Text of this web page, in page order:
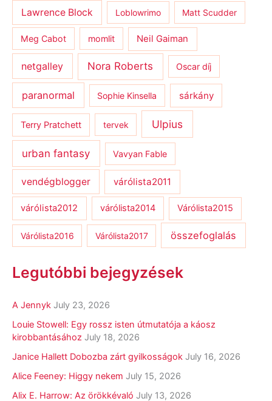
Lawrence Block Loblowrimo Matt Scudder
Meg Cabot momlit Neil Gaiman
netgalley Nora Roberts Oscar díj
paranormal Sophie Kinsella sárkány
Terry Pratchett tervek Ulpius
urban fantasy Vavyan Fable
vendégblogger várólista2011
várólista2012 várólista2014 Várólista2015
Várólista2016 Várólista2017 összefoglalás
Legutóbbi bejegyzések
A Jennyk July 23, 2026
Louie Stowell: Egy ​rossz isten útmutatója a káosz
kirobbantásához July 18, 2026
Janice Hallett Dobozba zárt gyilkosságok July 16, 2026
Alice Feeney: Higgy nekem July 15, 2026
Alix E. Harrow: Az örökkévaló July 13, 2026